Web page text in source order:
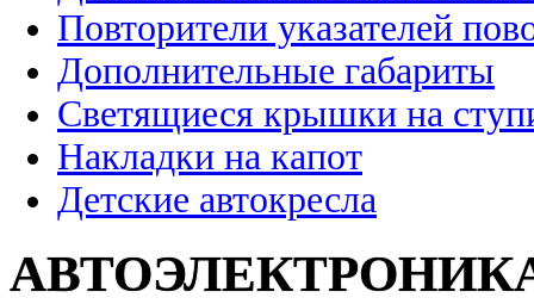
Повторители указателей
Дополнительные габариты
Светящиеся крышки на
Накладки на капот
Детские автокресла